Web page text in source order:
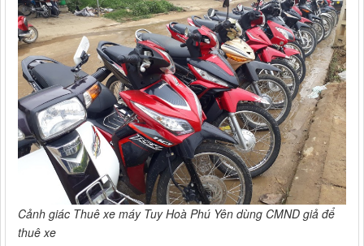
Cảnh giác Thuê xe máy Tuy Hoà Phú Yên dùng CMND giả để
thuê xe